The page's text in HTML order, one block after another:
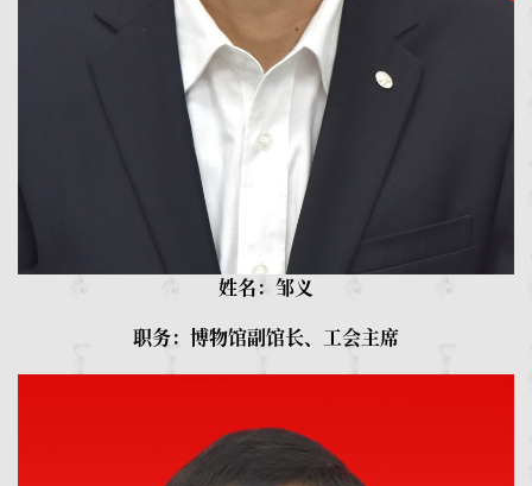
姓名：邹义
职务：博物馆副馆长、工会主席